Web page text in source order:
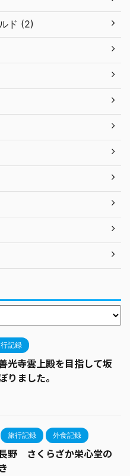
ド (2)
記録
光寺雲上殿を目指して坂
りました。
旅行記録 外食記録
長野 さくらざか栄心堂の